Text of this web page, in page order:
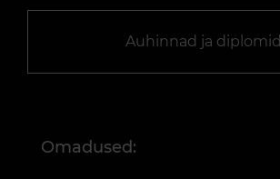
Auhinnad ja diplomid
Omadused: